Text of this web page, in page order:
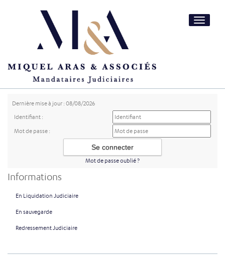
Toggle
Dernière mise à jour : 08/08/2026
Identifiant :
Mot de passe :
Mot de passe oublié ?
Informations
En Liquidation Judiciaire
En sauvegarde
Redressement Judiciaire